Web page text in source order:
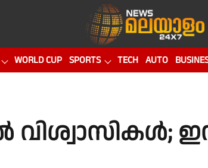
WORLD CUP SPORTS TECH AUTO